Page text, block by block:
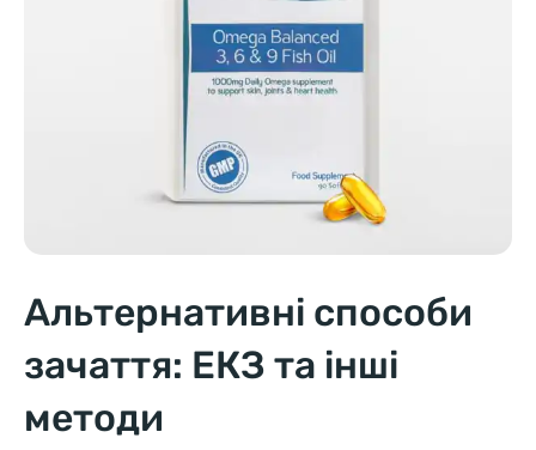
Альтернативні способи
зачаття: ЕКЗ та інші
методи